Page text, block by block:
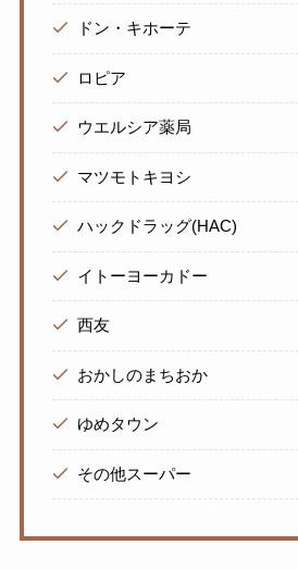
ドン・キホーテ
ロピア
ウエルシア薬局
マツモトキヨシ
ハックドラッグ(HAC)
イトーヨーカドー
西友
おかしのまちおか
ゆめタウン
その他スーパー